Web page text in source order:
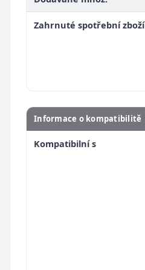
Zahrnuté spotřební zboží
Informace o kompatibilitě
Kompatibilní s